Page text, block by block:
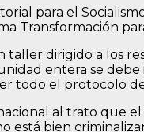
para el
Transformación
dirigido a los
entera se
todo el protocolo
al trato que el
está bien